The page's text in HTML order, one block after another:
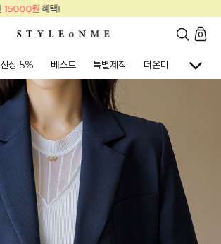
신규 회원가입 및 카톡 플친
0
신상 5% 베스트 특별제작 더온미 골프웨어